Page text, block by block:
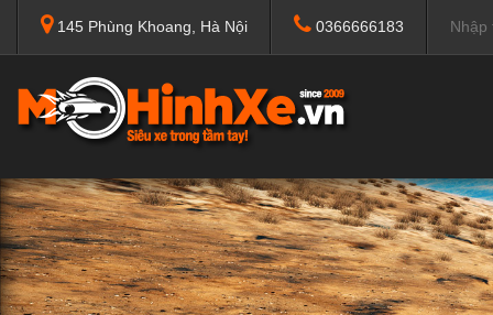
145 Phùng Khoang, Hà Nội 0366666183